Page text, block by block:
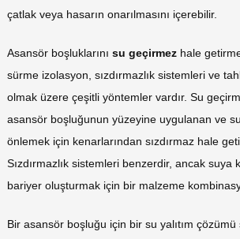
çatlak veya hasarın onarılmasını içerebilir.
Asansör boşluklarını su geçirmez hale
sürme izolasyon, sızdırmazlık sistemleri ve
olmak üzere çeşitli yöntemler vardır. Su
asansör boşluğunun yüzeyine uygulanan ve
önlemek için kenarlarından sızdırmaz hale
Sızdırmazlık sistemleri benzerdir, ancak suya
bariyer oluşturmak için bir malzeme
Bir asansör boşluğu için bir su yalıtım çözümü